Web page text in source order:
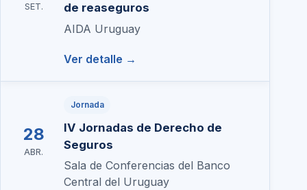
SET.
de reaseguros
AIDA Uruguay
Ver detalle →
28
ABR.
Jornada
IV Jornadas de Derecho de
Seguros
Sala de Conferencias del Banco
Central del Uruguay